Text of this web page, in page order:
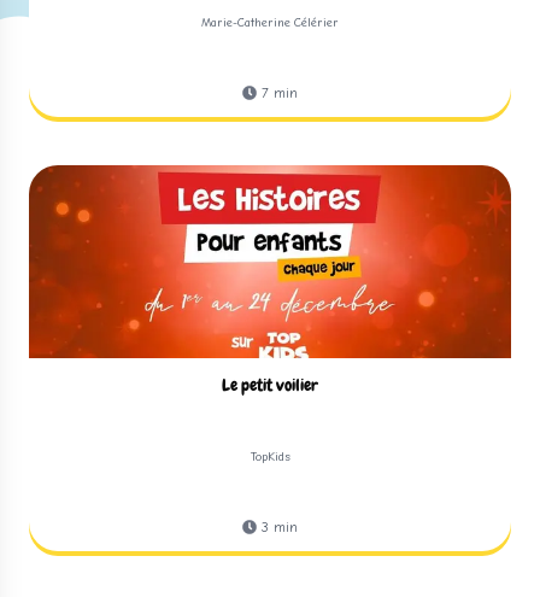
Marie-Catherine Célérier
7 min
Le petit voilier
TopKids
3 min